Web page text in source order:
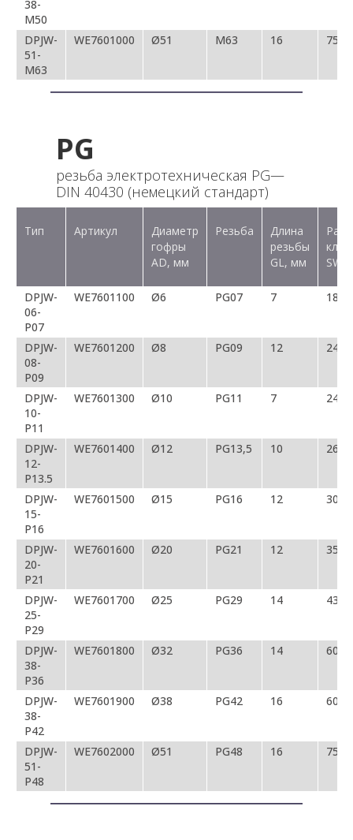
38-
M50
DPJW-
51-
M63
WE7601000 Ø51 M63 16 75
PG
резьба электротехническая PG—
DIN 40430 (немецкий стандарт)
Тип Артикул
Диаметр
гофры
AD, мм
Резьба
Длина
резьбы
GL, мм
SW,
DPJW-
06-
P07
WE7601100 Ø6 PG07 7 18/
DPJW-
08-
P09
WE7601200 Ø8 PG09 12 24/
DPJW-
10-
P11
WE7601300 Ø10 PG11 7 24/
DPJW-
12-
P13.5
WE7601400 Ø12 PG13,5 10 26
DPJW-
15-
P16
WE7601500 Ø15 PG16 12 30
DPJW-
20-
P21
WE7601600 Ø20 PG21 12 35
DPJW-
25-
P29
WE7601700 Ø25 PG29 14 43
DPJW-
38-
P36
WE7601800 Ø32 PG36 14 60
DPJW-
38-
P42
WE7601900 Ø38 PG42 16 60
DPJW-
51-
P48
WE7602000 Ø51 PG48 16 75